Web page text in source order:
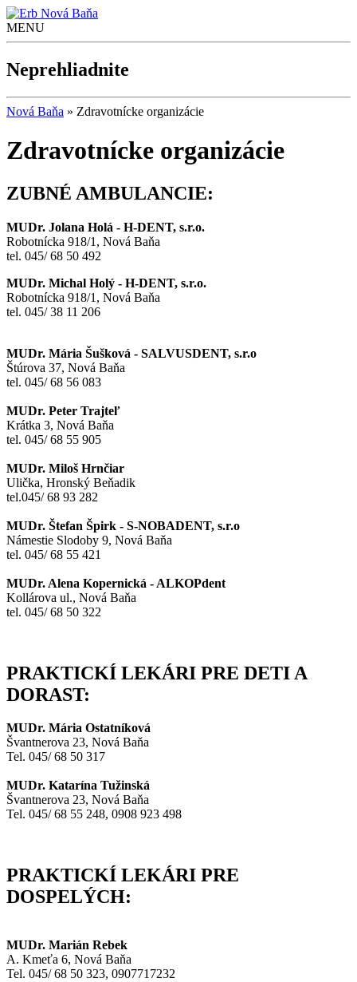
Nová Baňa
MENU
Neprehliadnite
Nová Baňa » Zdravotnícke organizácie
Zdravotnícke organizácie
ZUBNÉ AMBULANCIE:
MUDr. Jolana Holá - H-DENT, s.r.o.
Robotnícka 918/1, Nová Baňa
tel. 045/ 68 50 492
MUDr. Michal Holý - H-DENT, s.r.o.
Robotnícka 918/1, Nová Baňa
tel. 045/ 38 11 206
MUDr. Mária Šušková - SALVUSDENT, s.r.o
Štúrova 37, Nová Baňa
tel. 045/ 68 56 083
MUDr. Peter Trajteľ
Krátka 3, Nová Baňa
tel. 045/ 68 55 905
MUDr. Miloš Hrnčiar
Ulička, Hronský Beňadik
tel.045/ 68 93 282
MUDr. Štefan Špirk - S-NOBADENT, s.r.o
Námestie Slodoby 9, Nová Baňa
tel. 045/ 68 55 421
MUDr. Alena Kopernická - ALKOPdent
Kollárova ul., Nová Baňa
tel. 045/ 68 50 322
PRAKTICKÍ LEKÁRI PRE DETI A
DORAST:
MUDr. Mária Ostatníková
Švantnerova 23, Nová Baňa
Tel. 045/ 68 50 317
MUDr. Katarína Tužinská
Švantnerova 23, Nová Baňa
Tel. 045/ 68 55 248, 0908 923 498
PRAKTICKÍ LEKÁRI PRE
DOSPELÝCH:
MUDr. Marián Rebek
A. Kmeťa 6, Nová Baňa
Tel. 045/ 68 50 323, 0907717232